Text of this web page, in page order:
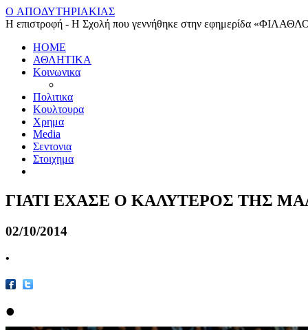
O ΑΠΟΔΥΤΗΡΙΑΚΙΑΣ
Η επιστροφή - Η Σχολή που γεννήθηκε στην εφημερίδα
HOME
ΑΘΛΗΤΙΚΑ
Κοινωνικα
Πολιτικα
Κουλτουρα
Χρημα
Media
Σεντονια
Στοιχημα
ΓΙΑΤΙ ΕΧΑΣΕ Ο ΚΑΛΥΤΕΡΟΣ ΤΗΣ
02/10/2014
•
•